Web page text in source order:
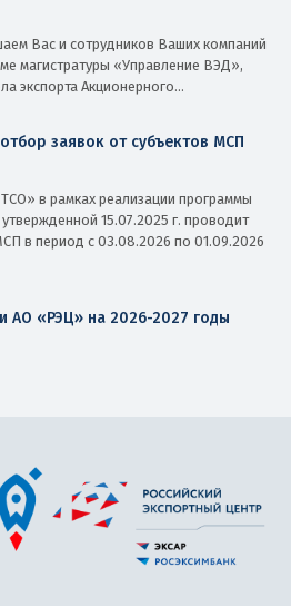
Вас и сотрудников Ваших компаний
магистратуры «Управление ВЭД»,
экспорта Акционерного...
заявок от субъектов МСП
в рамках реализации программы
15.07.2025 г. проводит
в период с 03.08.2026 по 01.09.2026
АО «РЭЦ» на 2026-2027 годы